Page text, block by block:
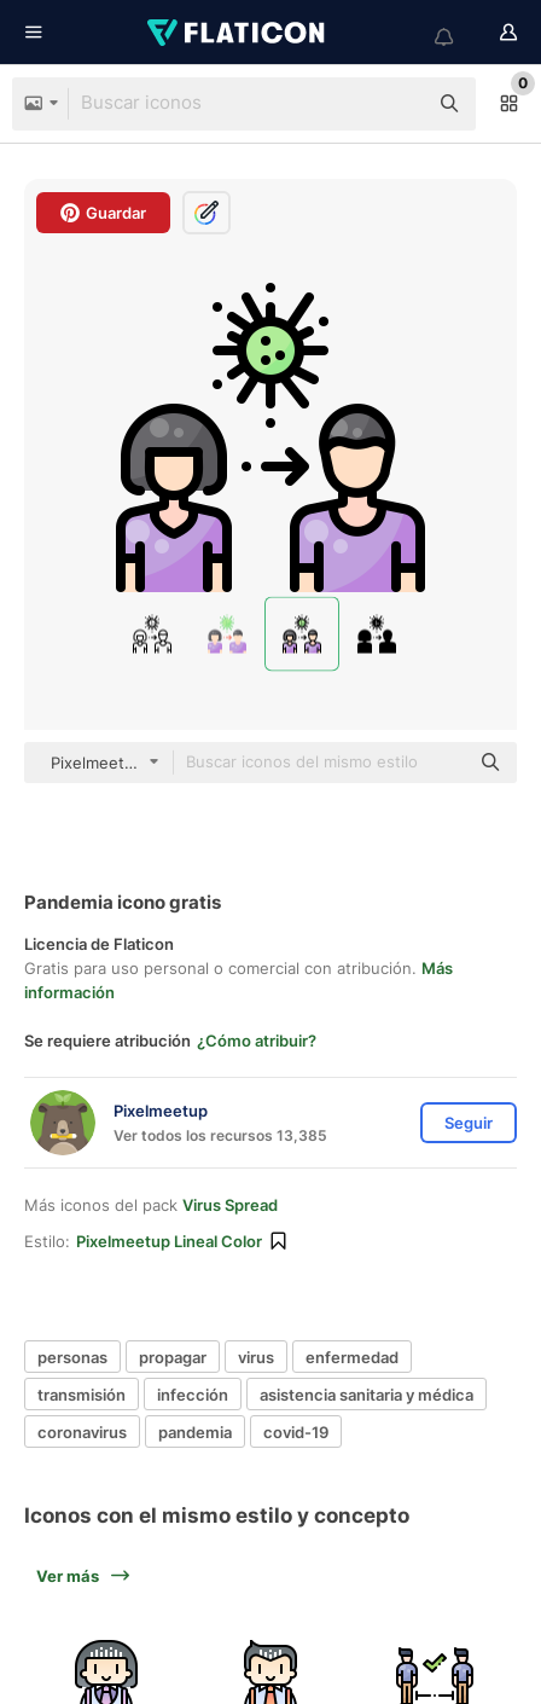
0
Guardar
Pixelmeetup Lineal Color
Pandemia icono gratis
Licencia de Flaticon
Gratis para uso personal o comercial con atribución. Más
información
Se requiere atribución ¿Cómo atribuir?
Pixelmeetup
Ver todos los recursos 13,385
Seguir
Más iconos del pack Virus Spread
Estilo: Pixelmeetup Lineal Color
personas propagar virus
enfermedad
transmisión
infección
asistencia sanitaria y médica
coronavirus
pandemia covid-19
Iconos con el mismo estilo y concepto
Ver más